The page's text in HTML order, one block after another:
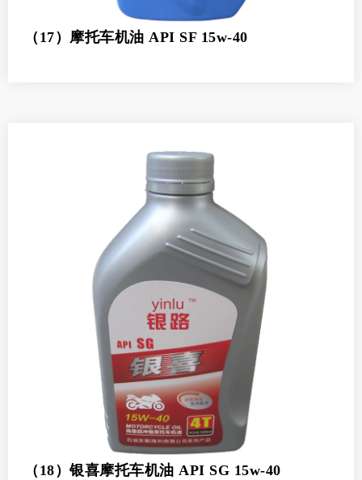
（17）摩托车机油 API SF 15w-40
（18）银喜摩托车机油 API SG 15w-40